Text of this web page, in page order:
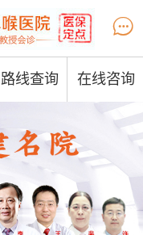

路线查询 在线咨询